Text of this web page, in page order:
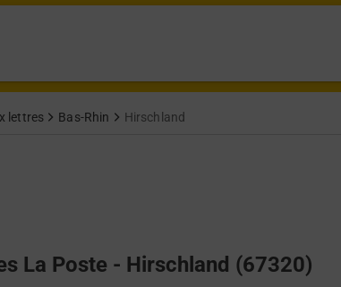
lettres Bas-Rhin Hirschland
La Poste - Hirschland (67320)